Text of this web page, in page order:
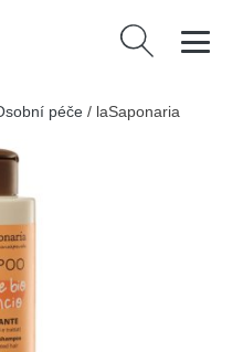
Vyhledávání
péče / laSaponaria
BIO - 200 ml